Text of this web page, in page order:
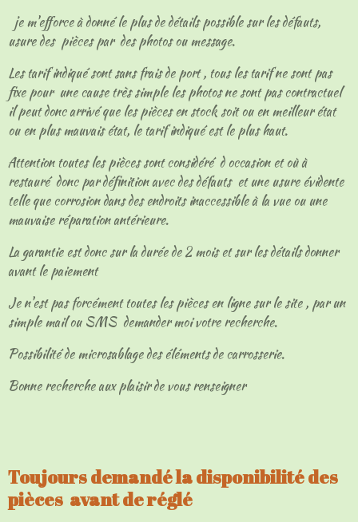
je m'efforce à donné le plus de détails possible sur les défauts,
usure des pièces par des photos ou message.
Les tarif indiqué sont sans frais de port , tous les tarif ne sont pas
fixe pour une cause très simple les photos ne sont pas contractuel
il peut donc arrivé que les pièces en stock soit ou en meilleur état
ou en plus mauvais état, le tarif indiqué est le plus haut.
Attention toutes les pièces sont considéré d occasion et où à
restauré donc par définition avec des défauts et une usure évidente
telle que corrosion dans des endroits inaccessible à la vue ou une
mauvaise réparation antérieure.
La garantie est donc sur la durée de 2 mois et sur les détails donner
avant le paiement
Je n'est pas forcément toutes les pièces en ligne sur le site , par un
simple mail ou SMS demander moi votre recherche.
Possibilité de microsablage des éléments de carrosserie.
Bonne recherche aux plaisir de vous renseigner
Toujours demandé la disponibilité des
pièces avant de réglé